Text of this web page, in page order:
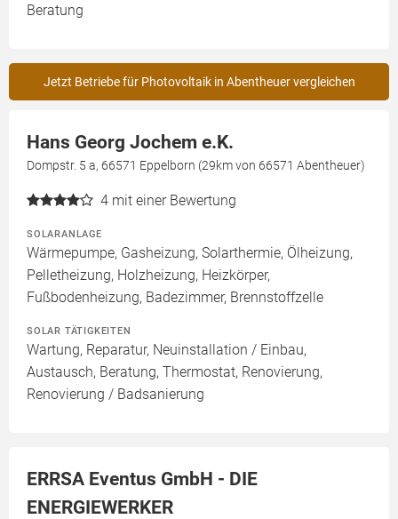
Beratung
Jetzt Betriebe für Photovoltaik in Abentheuer vergleichen
Hans Georg Jochem e.K.
Dompstr. 5 a, 66571 Eppelborn (29km von 66571 Abentheuer)
4 mit einer Bewertung
SOLARANLAGE
Wärmepumpe, Gasheizung, Solarthermie, Ölheizung,
Pelletheizung, Holzheizung, Heizkörper,
Fußbodenheizung, Badezimmer, Brennstoffzelle
SOLAR TÄTIGKEITEN
Wartung, Reparatur, Neuinstallation / Einbau,
Austausch, Beratung, Thermostat, Renovierung,
Renovierung / Badsanierung
ERRSA Eventus GmbH - DIE
ENERGIEWERKER